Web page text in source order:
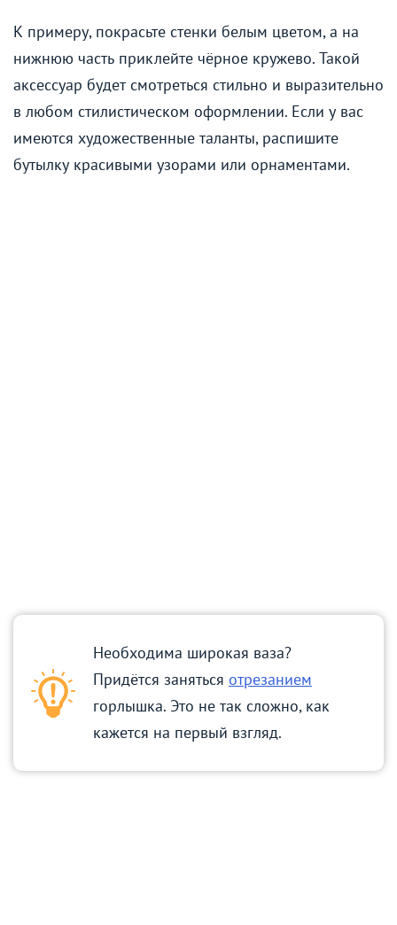
К примеру, покрасьте стенки белым цветом, а на
нижнюю часть приклейте чёрное кружево. Такой
аксессуар будет смотреться стильно и выразительно
в любом стилистическом оформлении. Если у вас
имеются художественные таланты, распишите
бутылку красивыми узорами или орнаментами.
Необходима широкая ваза?
Придётся заняться отрезанием
горлышка. Это не так сложно, как
кажется на первый взгляд.